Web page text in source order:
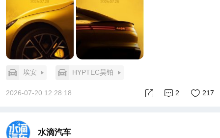
埃安 HYPTEC昊铂
2026-07-20 12:28:18 217
2
水滴汽车